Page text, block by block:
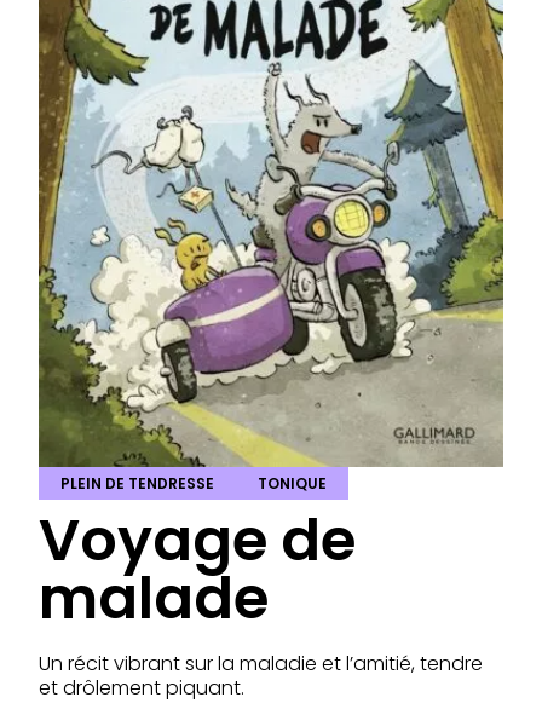
PLEIN DE TENDRESSE TONIQUE
Voyage de
malade
Un récit vibrant sur la maladie et l’amitié, tendre
et drôlement piquant.